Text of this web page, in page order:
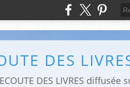
DES
DES LIVRES diffusée